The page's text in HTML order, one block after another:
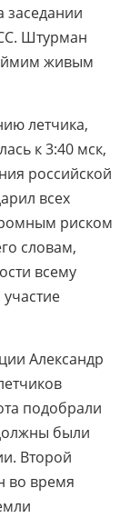
заседании
Штурман
живым
летчика,
к 3:40 мск,
российской
всех
риском
словам,
всему
Александр
подобрали
были
Второй
во время